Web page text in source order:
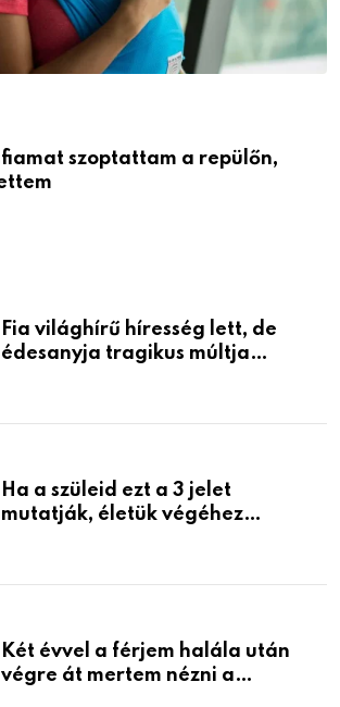
szoptattam a repülőn,
Fia világhírű híresség lett, de
édesanyja tragikus múltja
Ha a szüleid ezt a 3 jelet
mutatják, életük végéhez
Két évvel a férjem halála után
végre át mertem nézni a